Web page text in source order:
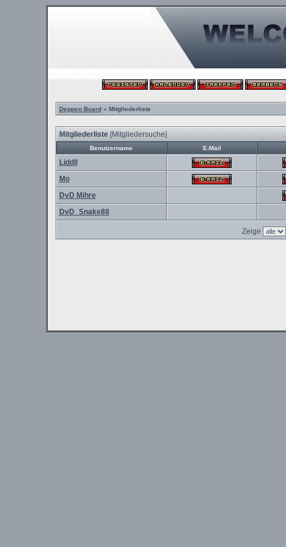
Deppen Board» Mitgliederliste
Mitgliederliste[Mitgliedersuche]
Benutzername E-Mail
Liddll
Mo
DvD Mihre
DvD_Snake88
Zeige